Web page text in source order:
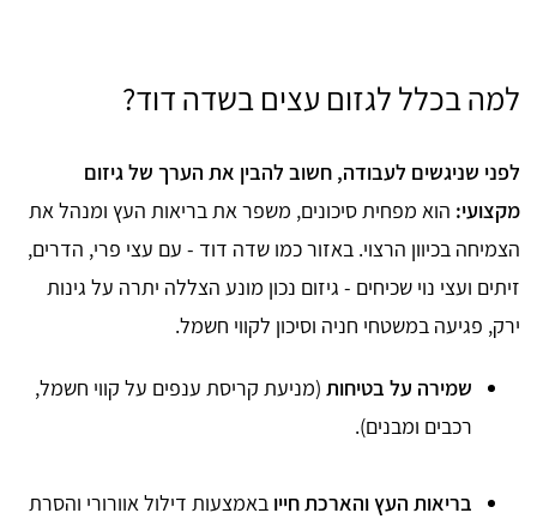
למה בכלל לגזום עצים בשדה דוד?
לפני שניגשים לעבודה, חשוב להבין את הערך של גיזום
מקצועי: הוא מפחית סיכונים, משפר את בריאות העץ ומנהל את
הצמיחה בכיוון הרצוי. באזור כמו שדה דוד - עם עצי פרי, הדרים,
זיתים ועצי נוי שכיחים - גיזום נכון מונע הצללה יתרה על גינות
ירק, פגיעה במשטחי חניה וסיכון לקווי חשמל.
שמירה על בטיחות (מניעת קריסת ענפים על קווי חשמל,
רכבים ומבנים).
בריאות העץ והארכת חייו באמצעות דילול אוורורי והסרת